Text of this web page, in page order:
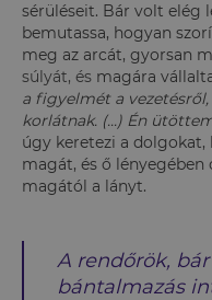
sérüléseit. Bár volt elég
bemutassa, hogyan
meg az arcát, gyorsan
súlyát, és magára
a figyelmét a
korlátnak. (...) Én
úgy keretezi a dolgokat,
magát, és ő
magától a lányt.
A rendőrök,
bántalmazás